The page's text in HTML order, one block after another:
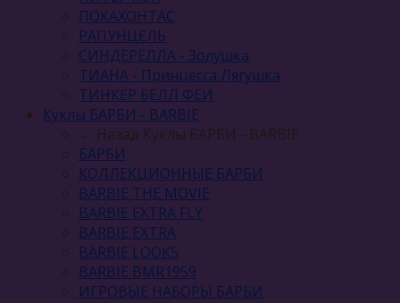
ПОКАХОНТАС
РАПУНЦЕЛЬ
СИНДЕРЕЛЛА - Золушка
ТИАНА - Принцесса Лягушка
ТИНКЕР БЕЛЛ ФЕИ
Куклы БАРБИ - BARBIE
← Назад Куклы БАРБИ - BARBIE
БАРБИ
КОЛЛЕКЦИОННЫЕ БАРБИ
BARBIE THE MOVIE
BARBIE EXTRA FLY
BARBIE EXTRA
BARBIE LOOKS
BARBIE BMR1959
ИГРОВЫЕ НАБОРЫ БАРБИ